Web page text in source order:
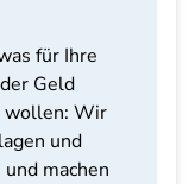
für Ihre
Geld
wollen: Wir
und
machen